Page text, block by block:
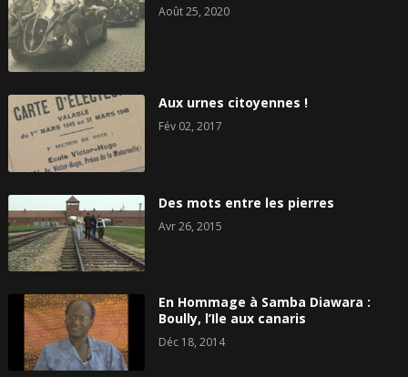
Août 25, 2020
Aux urnes citoyennes !
Fév 02, 2017
Des mots entre les pierres
Avr 26, 2015
En Hommage à Samba Diawara :
Boully, l’Ile aux canaris
Déc 18, 2014